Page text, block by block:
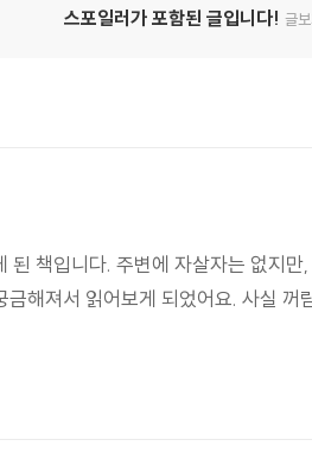
스포일러가 포함된 글입니다! 글
책입니다. 주변에 자살자는 없지
해져서 읽어보게 되었어요. 사실